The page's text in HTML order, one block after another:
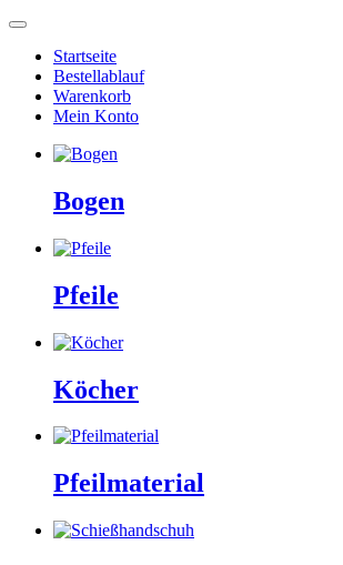
Startseite
Bestellablauf
Warenkorb
Mein Konto
Bogen
Pfeile
Köcher
Pfeilmaterial